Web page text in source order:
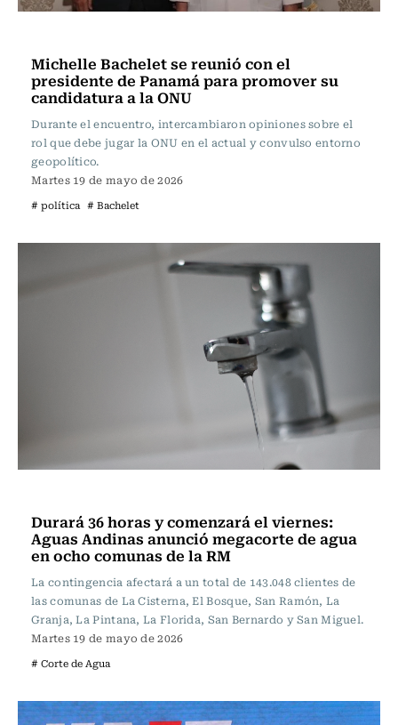
Michelle Bachelet se reunió con el
presidente de Panamá para promover su
candidatura a la ONU
Durante el encuentro, intercambiaron opiniones sobre el
rol que debe jugar la ONU en el actual y convulso entorno
geopolítico.
Martes 19 de mayo de 2026
# política # Bachelet
Durará 36 horas y comenzará el viernes:
Aguas Andinas anunció megacorte de agua
en ocho comunas de la RM
La contingencia afectará a un total de 143.048 clientes de
las comunas de La Cisterna, El Bosque, San Ramón, La
Granja, La Pintana, La Florida, San Bernardo y San Miguel.
Martes 19 de mayo de 2026
# Corte de Agua